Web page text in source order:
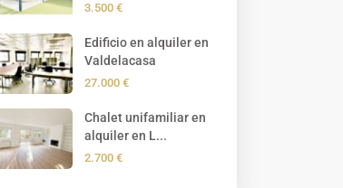
3.500 €
Edificio en alquiler en
Valdelacasa
27.000 €
Chalet unifamiliar en
alquiler en L...
2.700 €